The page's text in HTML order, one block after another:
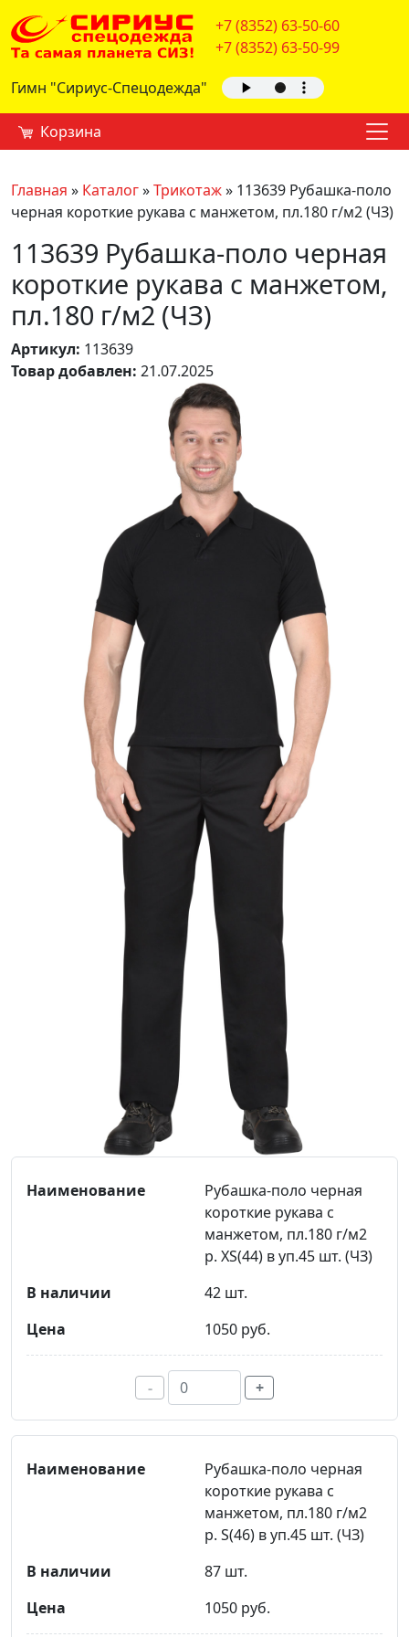
+7 (8352) 63-50-60
+7 (8352) 63-50-99
Гимн "Сириус-Спецодежда"
Корзина
Главная » Каталог»Трикотаж» 113639 Рубашка-поло
черная короткие рукава с манжетом, пл.180 г/м2 (ЧЗ)
113639 Рубашка-поло черная
короткие рукава с манжетом,
пл.180 г/м2 (ЧЗ)
Артикул: 113639
Товар добавлен: 21.07.2025
Рубашка-поло черная
короткие рукава с
манжетом, пл.180 г/м2
р. ХS(44) в уп.45 шт. (ЧЗ)
42 шт.
1050 руб.
- +
Рубашка-поло черная
короткие рукава с
манжетом, пл.180 г/м2
р. S(46) в уп.45 шт. (ЧЗ)
87 шт.
1050 руб.